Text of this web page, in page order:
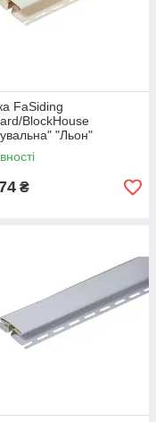
FaSiding
BlockHouse
"Льон"
₴